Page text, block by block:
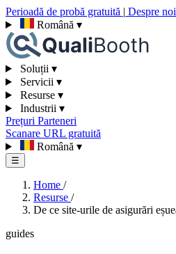
Perioadă de probă gratuită | Despre noi
Română ▾
Soluții ▾
Servicii ▾
Resurse ▾
Industrii ▾
Prețuri Parteneri
Scanare URL gratuită
Română ▾
☰
Home /
Resurse /
De ce site-urile de asigurări
guides